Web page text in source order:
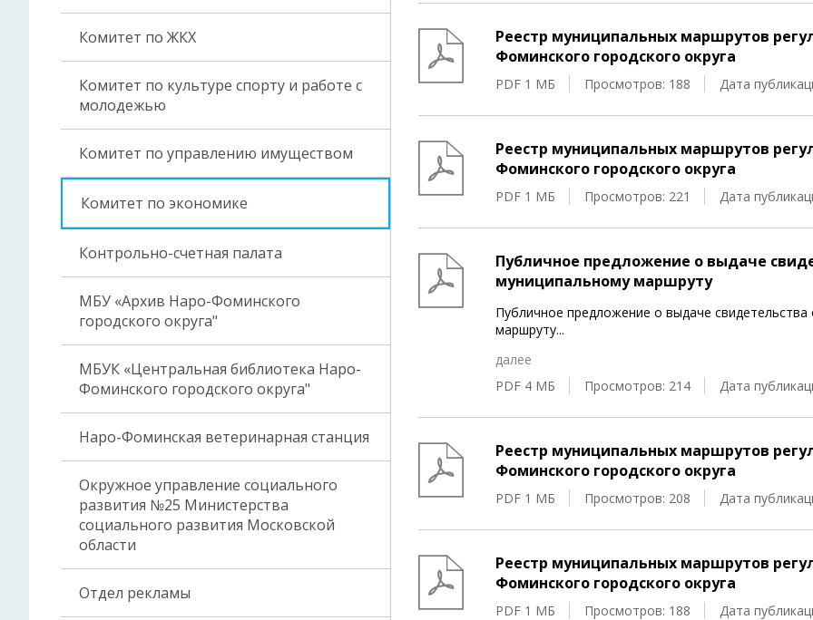
Комитет по ЖКХ
Комитет по культуре спорту и работе с
молодежью
Комитет по управлению имуществом
Комитет по экономике
Контрольно-счетная палата
МБУ «Архив Наро-Фоминского
городского округа"
МБУК «Центральная библиотека Наро-
Фоминского городского округа"
Наро-Фоминская ветеринарная станция
Окружное управление социального
развития №25 Министерства
социального развития Московской
области
Отдел рекламы
Реестр муниципальных маршрутов
Фоминского городского округа
PDF 1 МБ Просмотров: 188 Дата
Реестр муниципальных маршрутов
Фоминского городского округа
PDF 1 МБ Просмотров: 221 Дата
Публичное предложение о выдаче
муниципальному маршруту
Публичное предложение о выдаче
маршруту...
далее
PDF 4 МБ
Просмотров: 214 Дата
Реестр муниципальных маршрутов
Фоминского городского округа
PDF 1 МБ Просмотров: 208 Дата
Реестр муниципальных маршрутов
Фоминского городского округа
PDF 1 МБ Просмотров: 188 Дата